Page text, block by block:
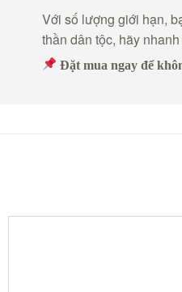
Với số lượng giới hạn,
thần dân tộc, hãy
Đặt mua ngay để